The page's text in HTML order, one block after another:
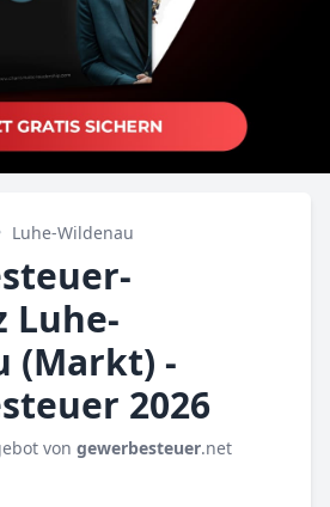
Luhe-Wildenau
Luhe-
(Markt) -
2026
von gewerbesteuer.net